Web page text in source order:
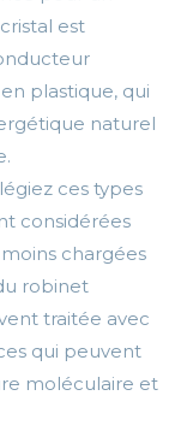
est
plastique, qui
naturel
ces types
considérées
chargées
robinet
traitée avec
qui peuvent
moléculaire et